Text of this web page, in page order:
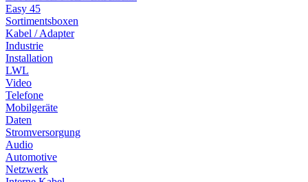
Easy 45
Sortimentsboxen
Kabel / Adapter
Industrie
Installation
LWL
Video
Telefone
Mobilgeräte
Daten
Stromversorgung
Audio
Automotive
Netzwerk